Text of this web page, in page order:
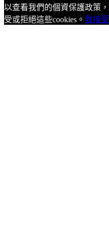
以查看我們的個資保護政策
受或拒絕這些cookies。 我接受